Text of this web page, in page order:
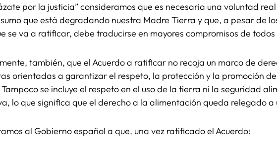
por la justicia” consideramos que es necesaria una voluntad
que está degradando nuestra Madre Tierra y que, a pesar de
se va a ratificar, debe traducirse en mayores compromisos de todos
también, que el Acuerdo a ratificar no recoja un marco de
orientadas a garantizar el respeto, la protección y la promoción
se incluye el respeto en el uso de la tierra ni la seguridad
lo que significa que el derecho a la alimentación queda relegado a
al Gobierno español a que, una vez ratificado el Acuerdo: